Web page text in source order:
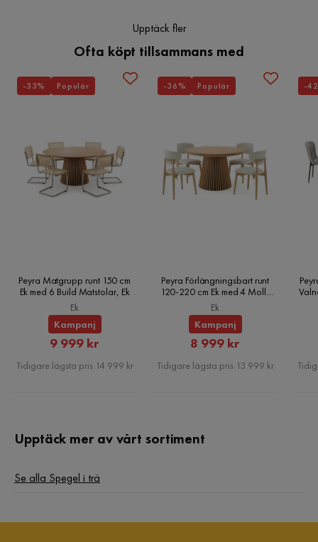
Upptäck fler
Ofta köpt tillsammans med
Peyra Matgrupp runt 150 cm
Ek med 6 Build Matstolar, Ek
Ek
Kampanj
Rabatterat
Pris
9 999 kr
Tidigare lägsta pris 14 999 kr
-33% Populär
Peyra Förlängningsbart runt
120-220 cm Ek med 4 Molly
Matstolar, Ek
Ek
Kampanj
Rabatterat
Pris
8 999 kr
Tidigare lägsta pris 13 999 kr
-36% Populär -
Upptäck mer av vårt sortiment
Se alla Spegel i trä